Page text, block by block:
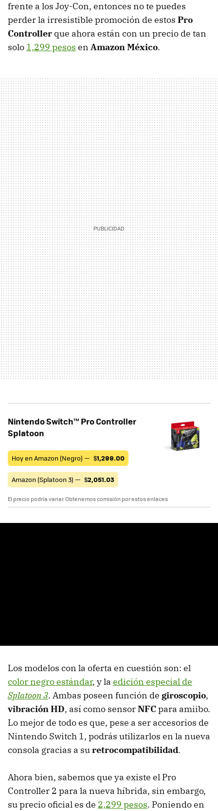
frente a los Joy-Con, entonces no te puedes
perder la irresistible promoción de estos Pro
Controller que ahora están con un precio de tan
solo 1,299 pesos en Amazon México.
Nintendo Switch™ Pro Controller
Splatoon
Hoy en Amazon (Negro) — $1,299.00
Amazon (Splatoon 3) — $2,051.03
El precio podría variar. Obtenemos comisión por estos enlaces
Los modelos con la oferta en cuestión son: el
color negro estándar, y la edición especial de
Splatoon 3. Ambas poseen función de giroscopio,
vibración HD, así como sensorNFCpara amiibo.
Lo mejor de todo es que, pese a ser accesorios de
Nintendo Switch 1, podrás utilizarlos en la nueva
consola gracias a suretrocompatibilidad.
Ahora bien, sabemos que ya existe el Pro
Controller 2 para la nueva híbrida, sin embargo,
su precio oficial es de 2,299 pesos. Poniendo en